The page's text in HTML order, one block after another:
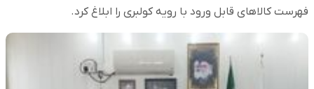
فهرست کالاهای قابل ورود با رویه کولبری را ابلاغ کرد.